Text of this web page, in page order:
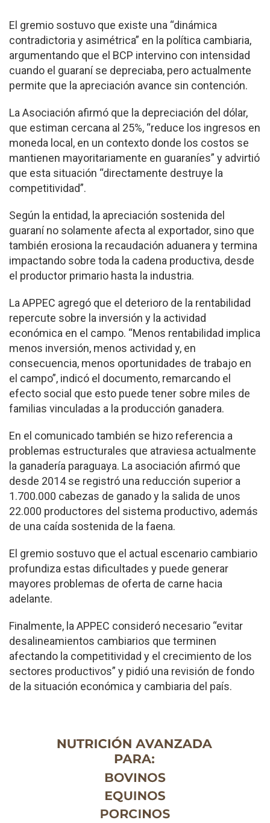
El gremio sostuvo que existe una “dinámica
contradictoria y asimétrica” en la política cambiaria,
argumentando que el BCP intervino con intensidad
cuando el guaraní se depreciaba, pero actualmente
permite que la apreciación avance sin contención.
La Asociación afirmó que la depreciación del dólar,
que estiman cercana al 25%, “reduce los ingresos en
moneda local, en un contexto donde los costos se
mantienen mayoritariamente en guaraníes” y advirtió
que esta situación “directamente destruye la
competitividad”.
Según la entidad, la apreciación sostenida del
guaraní no solamente afecta al exportador, sino que
también erosiona la recaudación aduanera y termina
impactando sobre toda la cadena productiva, desde
el productor primario hasta la industria.
La APPEC agregó que el deterioro de la rentabilidad
repercute sobre la inversión y la actividad
económica en el campo. “Menos rentabilidad implica
menos inversión, menos actividad y, en
consecuencia, menos oportunidades de trabajo en
el campo”, indicó el documento, remarcando el
efecto social que esto puede tener sobre miles de
familias vinculadas a la producción ganadera.
En el comunicado también se hizo referencia a
problemas estructurales que atraviesa actualmente
la ganadería paraguaya. La asociación afirmó que
desde 2014 se registró una reducción superior a
1.700.000 cabezas de ganado y la salida de unos
22.000 productores del sistema productivo, además
de una caída sostenida de la faena.
El gremio sostuvo que el actual escenario cambiario
profundiza estas dificultades y puede generar
mayores problemas de oferta de carne hacia
adelante.
Finalmente, la APPEC consideró necesario “evitar
desalineamientos cambiarios que terminen
afectando la competitividad y el crecimiento de los
sectores productivos” y pidió una revisión de fondo
de la situación económica y cambiaria del país.